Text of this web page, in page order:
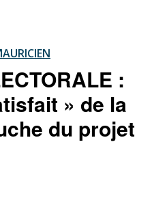
:
» de la
du projet